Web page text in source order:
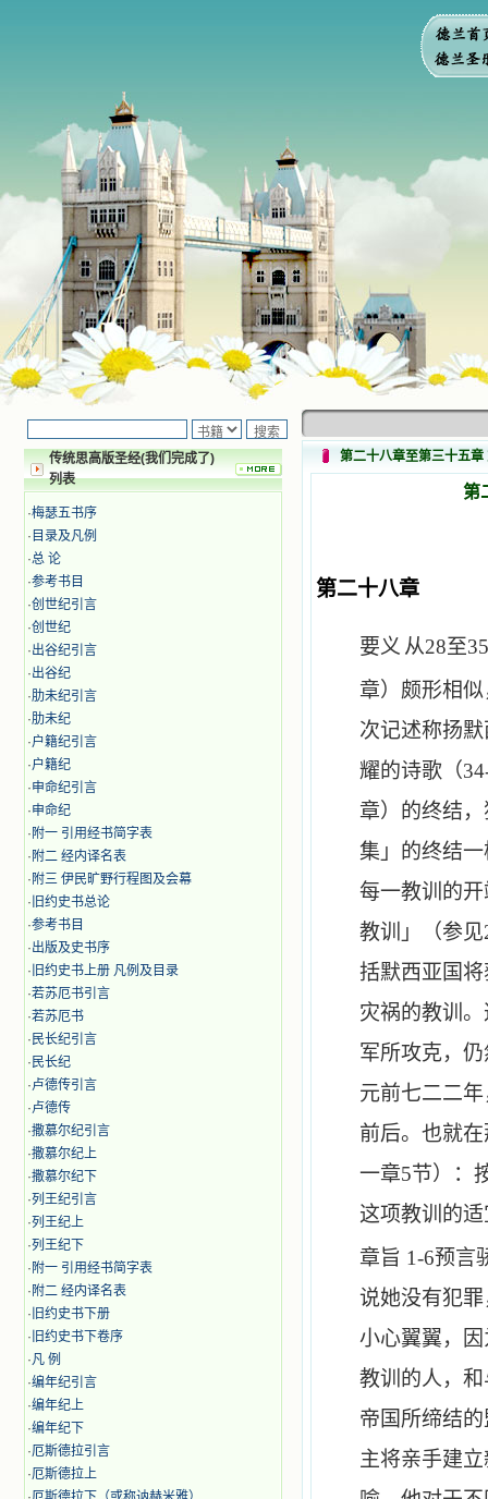
传统思高版圣经(我们完成了)
列表
·梅瑟五书序
· 目录及凡例
·总 论
·参考书目
·创世纪引言
·创世纪
·出谷纪引言
·出谷纪
·肋未纪引言
·肋未纪
·户籍纪引言
·户籍纪
·申命纪引言
·申命纪
· 附一 引用经书简字表
· 附二 经内译名表
· 附三 伊民旷野行程图及会幕
· 旧约史书总论
·参考书目
·出版及史书序
· 旧约史书上册 凡例及目录
·若苏厄书引言
·若苏厄书
· 民长纪引言
· 民长纪
·卢德传引言
·卢德传
·撒慕尔纪引言
·撒慕尔纪上
·撒慕尔纪下
·列王纪引言
·列王纪上
·列王纪下
· 附一 引用经书简字表
· 附二 经内译名表
· 旧约史书下册
· 旧约史书下卷序
·凡 例
·编年纪引言
·编年纪上
·编年纪下
·厄斯德拉引言
·厄斯德拉上
第二十八章至第三十五
第
第二十八章
要义 从28至35
章）颇形相
次记述称扬
耀的诗歌（
章）的终结
集」的终结
每一教训的
教训」（参见
括默西亚国
灾祸的教训
军所攻克，
元前七二二
前后。也就
一章5节）：
这项教训的
章旨 1-6预言
说她没有犯
小心翼翼，
教训的人，
帝国所缔结
主将亲手建